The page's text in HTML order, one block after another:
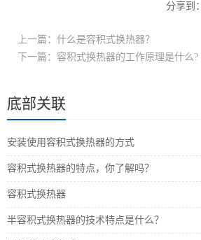
分享到：
上一篇：什么是容积式换热器？
下一篇：容积式换热器的工作原理是什么?
底部关联
安装使用容积式换热器的方式
容积式换热器​的特点，你了解吗？
容积式换热器
半容积式换热器的技术特点是什么？